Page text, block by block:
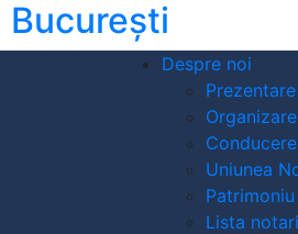
București
Despre noi
Prezentare
Organizare
Conducere
Uniunea
Patrimoniu
Lista